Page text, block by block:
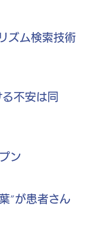
ズム検索技術
不安は同
ン
”が患者さん